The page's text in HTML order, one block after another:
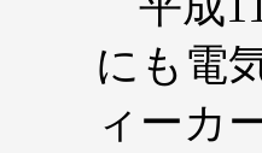
にも電
ィーカ